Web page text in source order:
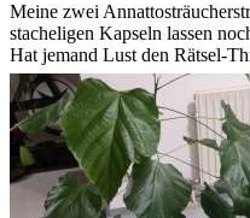
Meine zwei
stacheligen Kapseln lassen
Hat jemand Lust den Rätsel-